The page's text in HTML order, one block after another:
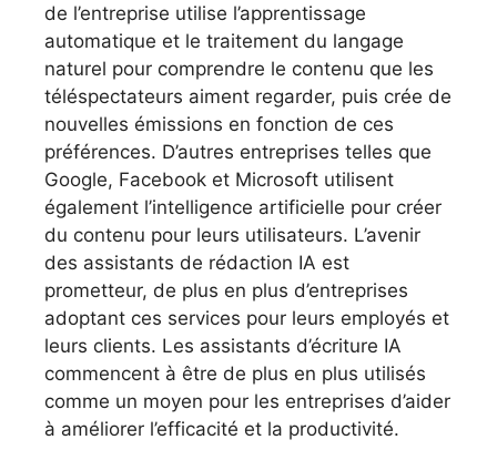
de l’entreprise utilise l’apprentissage
automatique et le traitement du langage
naturel pour comprendre le contenu que les
téléspectateurs aiment regarder, puis crée de
nouvelles émissions en fonction de ces
préférences. D’autres entreprises telles que
Google, Facebook et Microsoft utilisent
également l’intelligence artificielle pour créer
du contenu pour leurs utilisateurs. L’avenir
des assistants de rédaction IA est
prometteur, de plus en plus d’entreprises
adoptant ces services pour leurs employés et
leurs clients. Les assistants d’écriture IA
commencent à être de plus en plus utilisés
comme un moyen pour les entreprises d’aider
à améliorer l’efficacité et la productivité.